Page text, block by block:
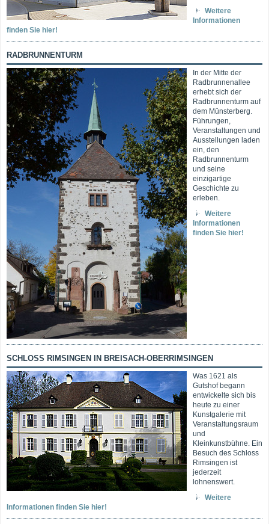
Weitere
Informationen
finden Sie hier!
RADBRUNNENTURM
In der Mitte der
Radbrunnenallee
erhebt sich der
Radbrunnenturm auf
dem Münsterberg.
Führungen,
Veranstaltungen und
Ausstellungen laden
ein, den
Radbrunnenturm
und seine
einzigartige
Geschichte zu
erleben.
Weitere
Informationen
finden Sie hier!
SCHLOSS RIMSINGEN IN BREISACH-OBERRIMSINGEN
Was 1621 als
Gutshof begann
entwickelte sich bis
heute zu einer
Kunstgalerie mit
Veranstaltungsraum
und
Kleinkunstbühne. Ein
Besuch des Schloss
Rimsingen ist
jederzeit
lohnenswert.
Weitere
Informationen finden Sie hier!